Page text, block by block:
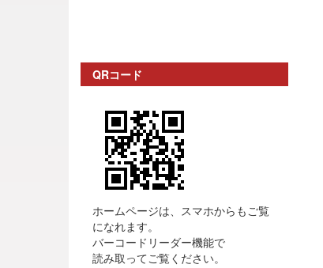
QRコード
ホームページは、スマホからもご覧
になれます。
バーコードリーダー機能で
読み取ってご覧ください。